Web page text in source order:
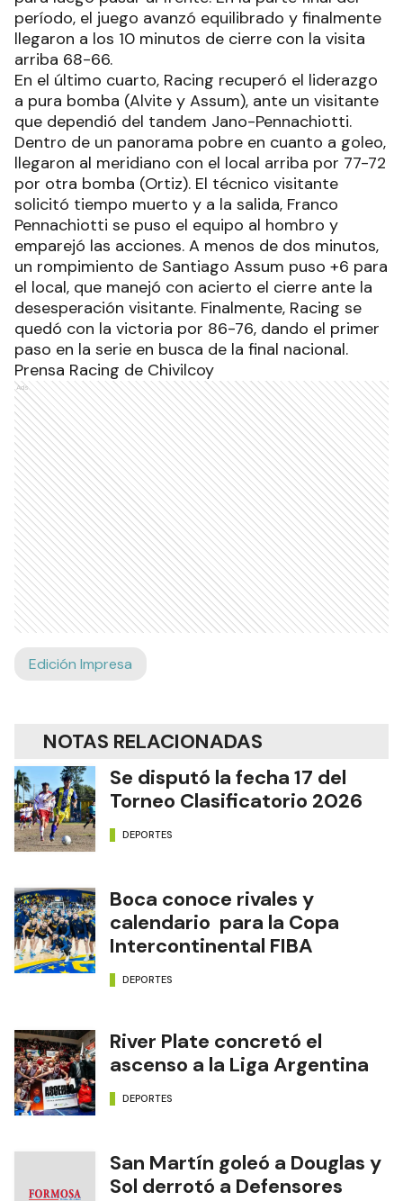
período, el juego avanzó equilibrado y finalmente
llegaron a los 10 minutos de cierre con la visita
arriba 68-66.
En el último cuarto, Racing recuperó el liderazgo
a pura bomba (Alvite y Assum), ante un visitante
que dependió del tandem Jano-Pennachiotti.
Dentro de un panorama pobre en cuanto a goleo,
llegaron al meridiano con el local arriba por 77-72
por otra bomba (Ortiz). El técnico visitante
solicitó tiempo muerto y a la salida, Franco
Pennachiotti se puso el equipo al hombro y
emparejó las acciones. A menos de dos minutos,
un rompimiento de Santiago Assum puso +6 para
el local, que manejó con acierto el cierre ante la
desesperación visitante. Finalmente, Racing se
quedó con la victoria por 86-76, dando el primer
paso en la serie en busca de la final nacional.
Prensa Racing de Chivilcoy
Ads
Edición Impresa
NOTAS RELACIONADAS
Se disputó la fecha 17 del
Torneo Clasificatorio 2026
DEPORTES
Boca conoce rivales y
calendario para la Copa
Intercontinental FIBA
DEPORTES
River Plate concretó el
ascenso a la Liga Argentina
DEPORTES
San Martín goleó a Douglas y
Sol derrotó a Defensores